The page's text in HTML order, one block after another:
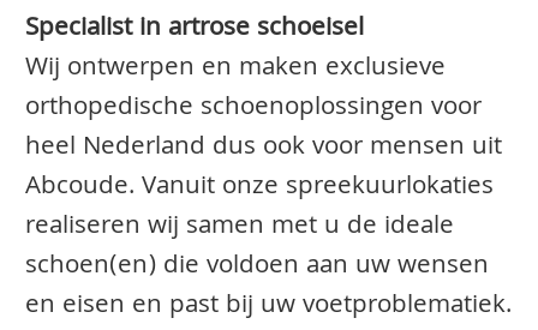
Specialist in artrose schoeisel
Wij ontwerpen en maken exclusieve
orthopedische schoenoplossingen voor
heel Nederland dus ook voor mensen uit
Abcoude. Vanuit onze spreekuurlokaties
realiseren wij samen met u de ideale
schoen(en) die voldoen aan uw wensen
en eisen en past bij uw voetproblematiek.